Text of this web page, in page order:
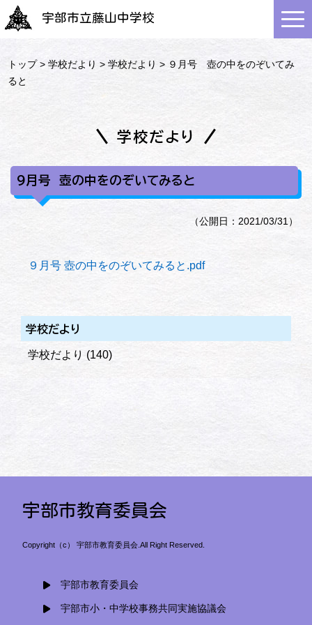
宇部市立藤山中学校
トップ>学校だより >学校だより > ９月号 壺の中をのぞいてみ
ると
学校だより
９月号 壺の中をのぞいてみると
（公開日：2021/03/31）
９月号 壺の中をのぞいてみると.pdf
学校だより
学校だより (140)
宇部市教育委員会
Copyright（c） 宇部市教育委員会.All Right Reserved.
宇部市教育委員会
宇部市小・中学校事務共同実施協議会